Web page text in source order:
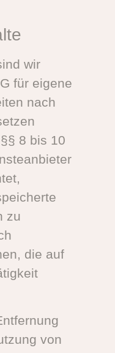
wir
für eigene
nach
8 bis 10
zu
die auf
von